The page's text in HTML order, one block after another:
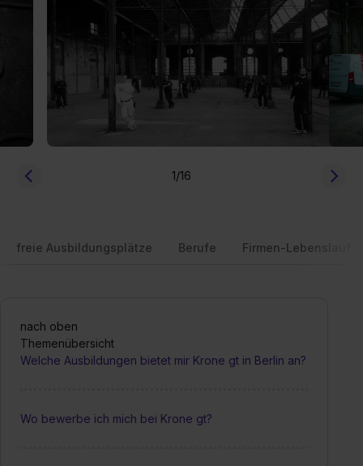
1/16
freie Ausbildungsplätze Berufe Firmen-Lebenslauf
nach oben
Themenübersicht
Welche Ausbildungen bietet mir Krone gt in Berlin an?
Wo bewerbe ich mich bei Krone gt?